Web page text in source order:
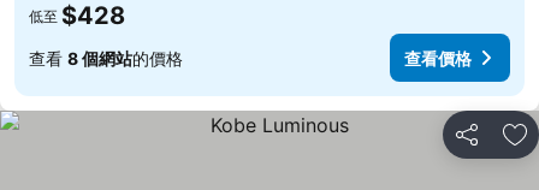
低至 $428
查看 8 個網站的價格 查看價格
分享 放